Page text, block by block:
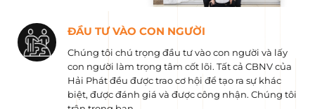
ĐẦU TƯ VÀO CON NGƯỜI
Chúng tôi chú trọng đầu tư vào con người và lấy
con người làm trọng tâm cốt lõi. Tất cả CBNV của
Hải Phát đều được trao cơ hội để tạo ra sự khác
biệt, được đánh giá và được công nhận. Chúng tôi